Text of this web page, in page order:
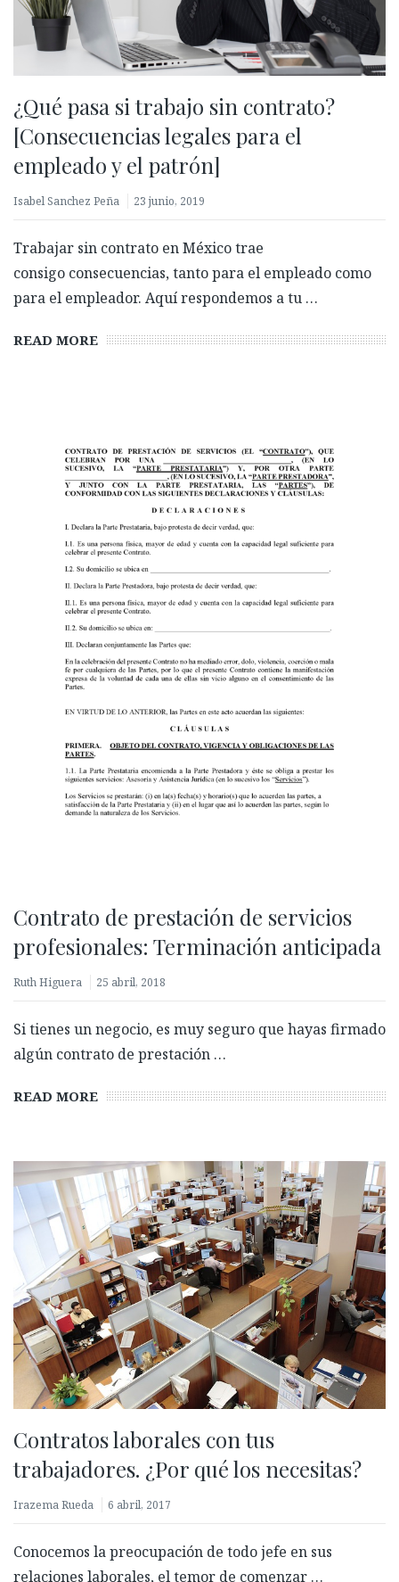
¿Qué pasa si trabajo sin contrato?
[Consecuencias legales para el
empleado y el patrón]
Isabel Sanchez Peña 23 junio, 2019
Trabajar sin contrato en México trae
consigo consecuencias, tanto para el empleado como
para el empleador. Aquí respondemos a tu …
READ MORE
Contrato de prestación de servicios
profesionales: Terminación anticipada
Ruth Higuera 25 abril, 2018
Si tienes un negocio, es muy seguro que hayas firmado
algún contrato de prestación …
READ MORE
Contratos laborales con tus
trabajadores. ¿Por qué los necesitas?
Irazema Rueda 6 abril, 2017
Conocemos la preocupación de todo jefe en sus
relaciones laborales, el temor de comenzar …